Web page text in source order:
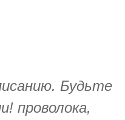
Будьте
проволока,